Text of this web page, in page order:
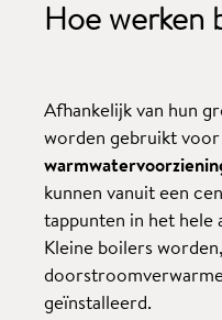
Hoe werken
Afhankelijk van hun
worden gebruikt
kunnen vanuit een
tappunten in het
Kleine boilers
geïnstalleerd.